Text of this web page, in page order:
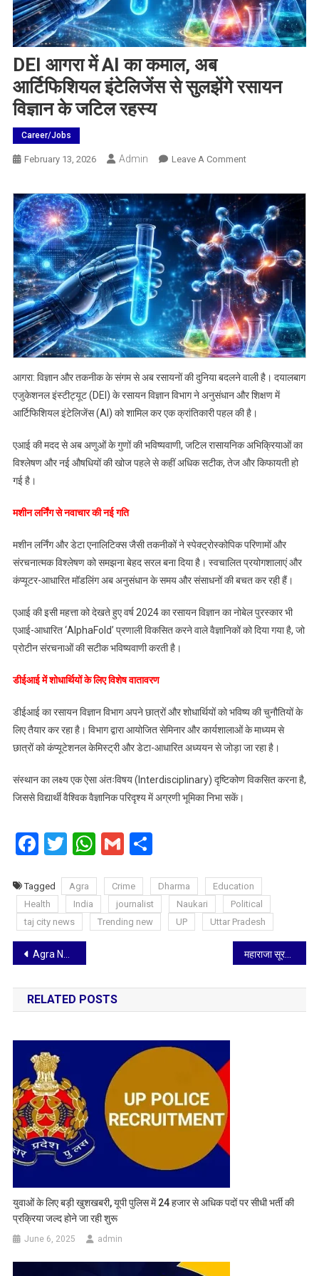
DEI आगरा में AI का कमाल, अब
आर्टिफिशियल इंटेलिजेंस से सुलझेंगे रसायन
विज्ञान के जटिल रहस्य
Career/Jobs
February 13, 2026 Admin Leave A CommentOn
आगरा
में
AI
का
कमाल,
अब
आर्टिफिशियल
इंटेलिजेंस
से
सुलझेंगे
रसायन
विज्ञान
रहस्य
आगरा: विज्ञान और तकनीक के संगम से अब रसायनों की दुनिया बदलने वाली है। दयालबाग
एजुकेशनल इंस्टीट्यूट (DEI) के रसायन विज्ञान विभाग ने अनुसंधान और शिक्षण में
आर्टिफिशियल इंटेलिजेंस (AI) को शामिल कर एक क्रांतिकारी पहल की है।
एआई की मदद से अब अणुओं के गुणों की भविष्यवाणी, जटिल रासायनिक अभिक्रियाओं का
विश्लेषण और नई औषधियों की खोज पहले से कहीं अधिक सटीक, तेज और किफायती हो
गई है।
मशीन लर्निंग से नवाचार की नई गति
मशीन लर्निंग और डेटा एनालिटिक्स जैसी तकनीकों ने स्पेक्ट्रोस्कोपिक परिणामों और
संरचनात्मक विश्लेषण को समझना बेहद सरल बना दिया है। स्वचालित प्रयोगशालाएं और
कंप्यूटर-आधारित मॉडलिंग अब अनुसंधान के समय और संसाधनों की बचत कर रही हैं।
एआई की इसी महत्ता को देखते हुए वर्ष 2024 का रसायन विज्ञान का नोबेल पुरस्कार भी
एआई-आधारित ‘AlphaFold’ प्रणाली विकसित करने वाले वैज्ञानिकों को दिया गया है, जो
प्रोटीन संरचनाओं की सटीक भविष्यवाणी करती है।
डीईआई में शोधार्थियों के लिए विशेष वातावरण
डीईआई का रसायन विज्ञान विभाग अपने छात्रों और शोधार्थियों को भविष्य की चुनौतियों के
लिए तैयार कर रहा है। विभाग द्वारा आयोजित सेमिनार और कार्यशालाओं के माध्यम से
छात्रों को कंप्यूटेशनल केमिस्ट्री और डेटा-आधारित अध्ययन से जोड़ा जा रहा है।
संस्थान का लक्ष्य एक ऐसा अंतःविषय (Interdisciplinary) दृष्टिकोण विकसित करना है,
जिससे विद्यार्थी वैश्विक वैज्ञानिक परिदृश्य में अग्रणी भूमिका निभा सकें।
Facebook
Twitter
WhatsApp
GmailShare
Tagged Agra Crime Dharma
Education
Health
India journalist Naukari
Political
taj city news
Trending new UP Uttar Pradesh
Post
navigation
Agra News: ब्रज की परंपरा में रंगेगी भागवत कथा, गोवर्धन में वृक्ष तले कथा सुनाएंगे संत चिन्मयानंद बापू महाराजा सूरजमल का 319वां जन्मोत्सव: जाट महासभा ने आगरा किले के सामने प्रतिमा लगाने की उठाई मांग, दी घेराव की चेतावनी
RELATED POSTS
युवाओं के लिए बड़ी खुशखबरी, यूपी पुलिस में 24 हजार से अधिक पदों पर सीधी भर्ती की
प्रक्रिया जल्द होने जा रही शुरू
June 6, 2025 admin